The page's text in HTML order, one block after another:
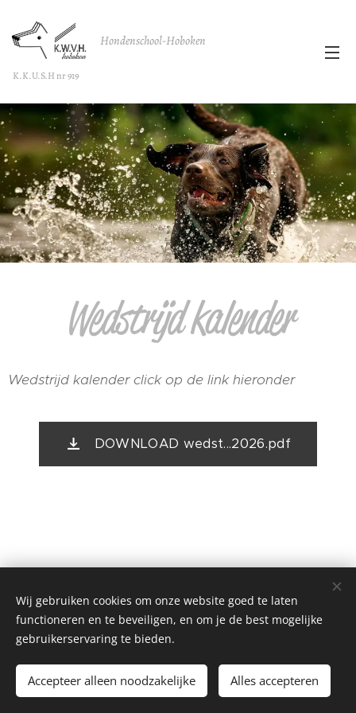
Hondenschool-Hoboken
K.K.U.S.H nr 919
Wedstrijd kalender
Wedstrijd kalender click op de link hieronder
DOWNLOAD wedst...2026.pdf
hondenschool-hoboken copyright 2015
Mogelijk gemaakt door Webnode
Cookies
Wij gebruiken cookies om onze website goed te laten
functioneren en te beveiligen, en om je de best mogelijke
gebruikerservaring te bieden.
Accepteer alleen noodzakelijke Alles accepteren